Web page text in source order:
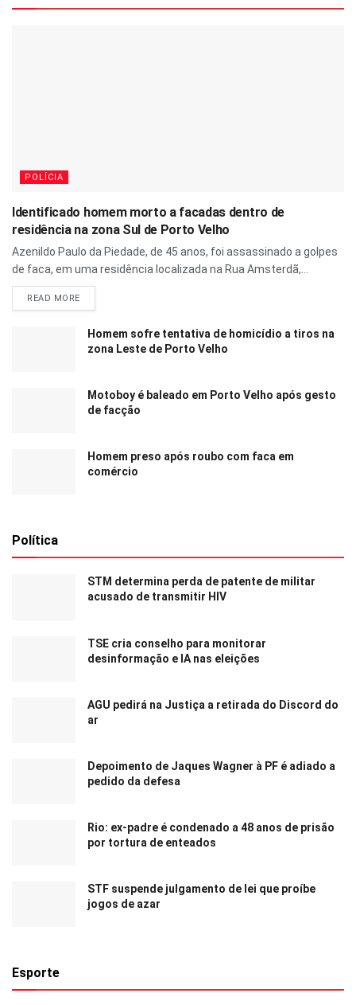
POLÍCIA
Identificado homem morto a facadas dentro de
residência na zona Sul de Porto Velho
Azenildo Paulo da Piedade, de 45 anos, foi assassinado a golpes
de faca, em uma residência localizada na Rua Amsterdã,...
READ MORE
Homem sofre tentativa de homicídio a tiros na
zona Leste de Porto Velho
Motoboy é baleado em Porto Velho após gesto
de facção
Homem preso após roubo com faca em
comércio
Política
STM determina perda de patente de militar
acusado de transmitir HIV
TSE cria conselho para monitorar
desinformação e IA nas eleições
AGU pedirá na Justiça a retirada do Discord do
ar
Depoimento de Jaques Wagner à PF é adiado a
pedido da defesa
Rio: ex-padre é condenado a 48 anos de prisão
por tortura de enteados
STF suspende julgamento de lei que proíbe
jogos de azar
Esporte